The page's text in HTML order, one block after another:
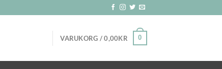
VARUKORG /0,00KR 0